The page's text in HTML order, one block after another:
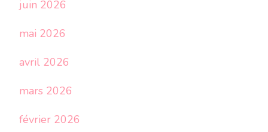
juin 2026
mai 2026
avril 2026
mars 2026
février 2026